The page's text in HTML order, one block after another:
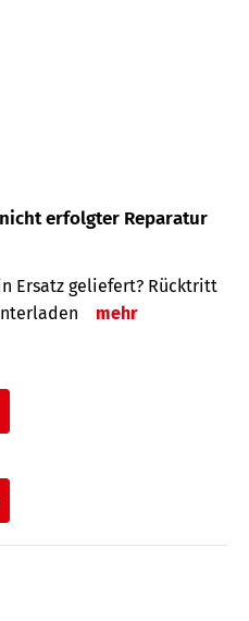
erfolgter Reparatur
Ersatz geliefert? Rücktritt
mehr